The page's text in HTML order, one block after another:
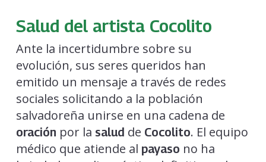
Salud del artista Cocolito
Ante la incertidumbre sobre su
evolución, sus seres queridos han
emitido un mensaje a través de redes
sociales solicitando a la población
salvadoreña unirse en una cadena de
oración por la salud de Cocolito. El equipo
médico que atiende al payaso no ha